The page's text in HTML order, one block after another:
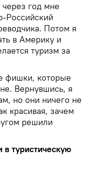
год мне
Российский
Потом я
в Америку и
туризм за
фишки, которые
Вернувшись, я
но они ничего не
красивая, зачем
решили
туристическую